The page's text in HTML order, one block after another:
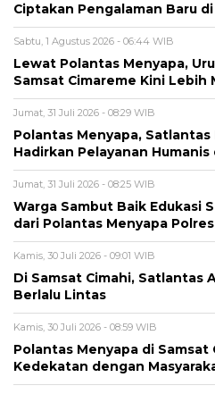
Ciptakan Pengalaman Baru
Sabtu, 1 Agustus 2026 - 06:44 WIB
Lewat Polantas Menyapa,
Samsat Cimareme Kini Lebih
Jumat, 31 Juli 2026 - 08:29 WIB
Polantas Menyapa, Satlantas
Hadirkan Pelayanan
Jumat, 31 Juli 2026 - 08:25 WIB
Warga Sambut Baik Edukasi
dari Polantas Menyapa
Kamis, 30 Juli 2026 - 09:01 WIB
Di Samsat Cimahi, Satlantas
Berlalu Lintas
Kamis, 30 Juli 2026 - 08:59 WIB
Polantas Menyapa di Samsat
Kedekatan dengan